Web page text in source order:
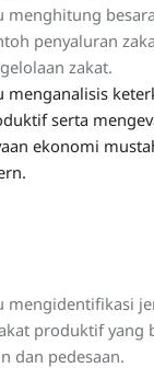
menghitung
penyaluran
zakat.
menganalisis
serta
ekonomi
mengidentifikasi
produktif yang
dan pedesaan.